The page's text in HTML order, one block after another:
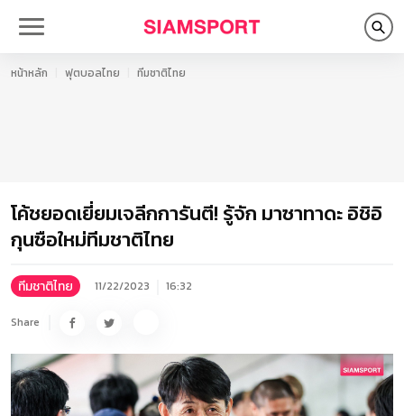
หน้าหลัก ฟุตบอลไทย ทีมชาติไทย
โค้ชยอดเยี่ยมเจลีกการันตี! รู้จัก มาซาทาดะ อิชิอิ
กุนซือใหม่ทีมชาติไทย
ทีมชาติไทย 11/22/2023 16:32
Share